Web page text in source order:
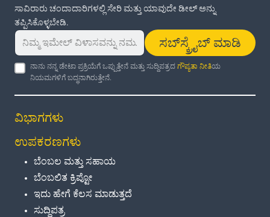
ಸಾವಿರಾರು ಚಂದಾದಾರಿಗಳಲ್ಲಿ ಸೇರಿ ಮತ್ತು ಯಾವುದೇ ಡೀಲ್ ಅನ್ನು
ತಪ್ಪಿಸಿಕೊಳ್ಳಬೇಡಿ.
ಸಬ್‌ಸ್ಕ್ರೈಬ್ ಮಾಡಿ
ನಾನು ನನ್ನ ಡೇಟಾ ಪ್ರಕ್ರಿಯೆಗೆ ಒಪ್ಪುತ್ತೇನೆ ಮತ್ತು ಸುದ್ದಿಪತ್ರದಗೌಪ್ಯತಾ ನೀತಿಯ
ನಿಯಮಗಳಿಗೆ ಬದ್ಧನಾಗಿರುತ್ತೇನೆ.
ವಿಭಾಗಗಳು
ಉಪಕರಣಗಳು
ಬೆಂಬಲ ಮತ್ತು ಸಹಾಯ
ಬೆಂಬಲಿತ ಕ್ರಿಪ್ಟೋ
ಇದು ಹೇಗೆ ಕೆಲಸ ಮಾಡುತ್ತದೆ
ಸುದ್ದಿಪತ್ರ